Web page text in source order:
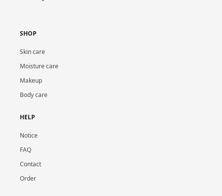
SHOP
Skin care
Moisture care
Makeup
Body care
HELP
Notice
FAQ
Contact
Order